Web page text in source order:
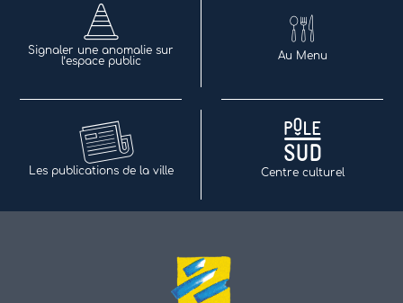
Signaler une anomalie sur
l’espace public
Au Menu
Les publications de la ville Centre culturel